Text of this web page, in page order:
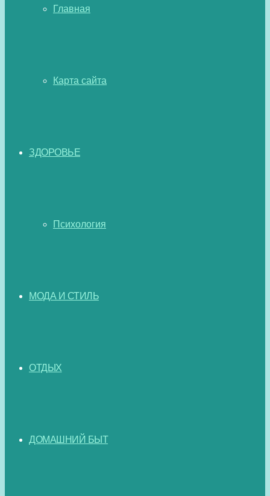
Главная
Карта сайта
ЗДОРОВЬЕ
Психология
МОДА И СТИЛЬ
ОТДЫХ
ДОМАШНИЙ БЫТ